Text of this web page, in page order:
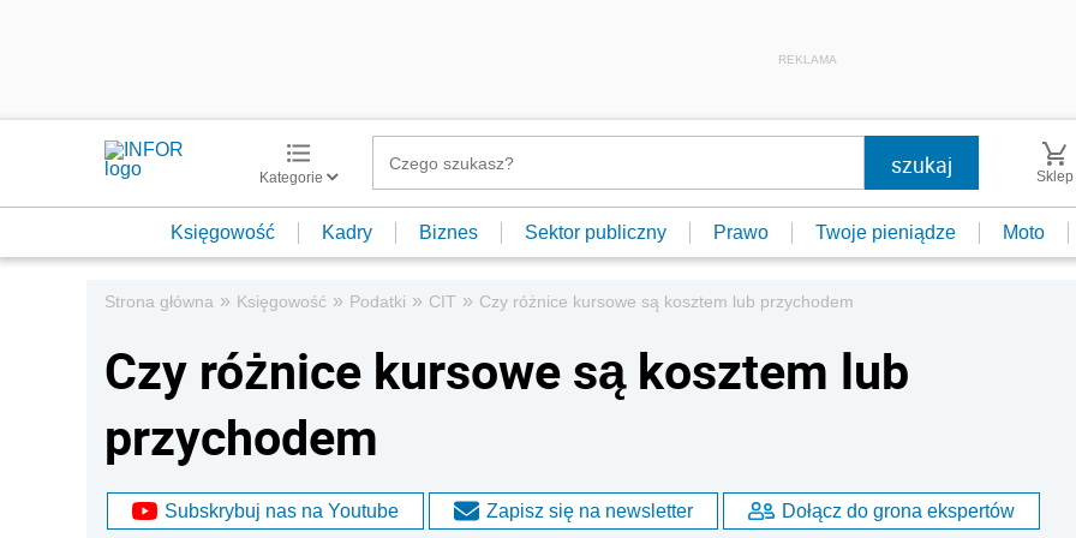
REKLAMA
Kategorie Sklep
Księgowość Kadry Biznes Sektor publiczny Prawo Twoje pieniądze Moto
Strona główna » Księgowość » Podatki » CIT » Czy różnice kursowe są kosztem lub przychodem
Czy różnice kursowe są kosztem lub
przychodem
Subskrybuj nas na Youtube Zapisz się na newsletter Dołącz do grona ekspertów